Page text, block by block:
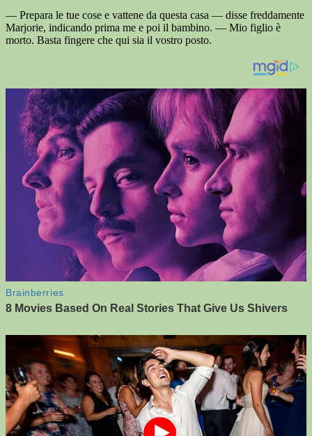
— Prepara le tue cose e vattene da questa casa — disse freddamente
Marjorie, indicando prima me e poi il bambino. — Mio figlio è
morto. Basta fingere che qui sia il vostro posto.